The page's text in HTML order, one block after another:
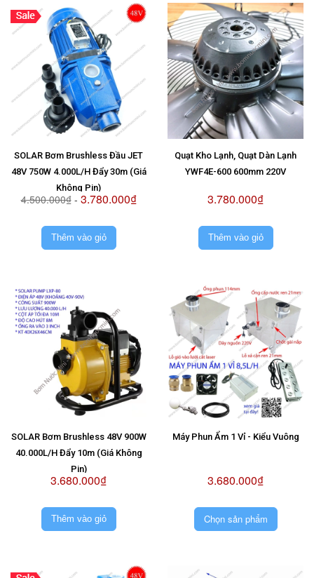
SOLAR Bơm Brushless Đầu JET
48V 750W 4.000L/H Đẩy 30m (Giá
Không Pin)
4.500.000₫- 3.780.000₫
Thêm vào giỏ
Quạt Kho Lạnh, Quạt Dàn Lạnh
YWF4E-600 600mm 220V
3.780.000₫
Thêm vào giỏ
SOLAR Bơm Brushless 48V 900W
40.000L/H Đẩy 10m (Giá Không
Pin)
3.680.000₫
Thêm vào giỏ
Máy Phun Ẩm 1 Vỉ - Kiểu Vuông
3.680.000₫
Chọn sản phẩm